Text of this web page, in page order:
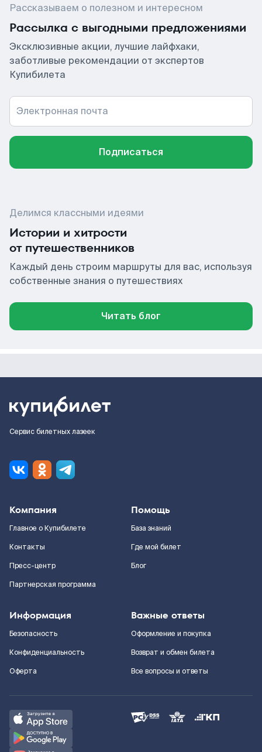
Рассказываем о полезном и интересном
Рассылка с выгодными предложениями
Эксклюзивные акции, лучшие лайфхаки,
заботливые рекомендации от экспертов
Купибилета
Электронная почта
Подписаться
Делимся классными идеями
Истории и хитрости
от путешественников
Каждый день строим маршруты для вас, используя
собственные знания о путешествиях
Читать блог
Сервис билетных лазеек
Компания
Главное о Купибилете
Контакты
Пресс-центр
Партнерская программа
Помощь
База знаний
Где мой билет
Блог
Информация
Безопасность
Конфиденциальность
Оферта
Важные ответы
Оформление и покупка
Возврат и обмен билета
Все вопросы и ответы